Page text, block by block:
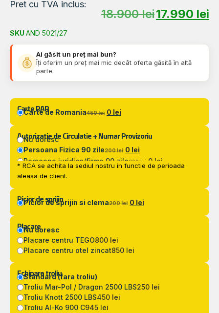
Pret cu TVA inclus:
18.900lei17.990 lei
SKU AND 5021/27
Ai găsit un preț mai bun?
Îți oferim un preț mai mic decât oferta găsită în altă
parte.
Carte RAR
Carte de Romania450 lei 0 lei
Autorizatie de Circulatie + Numar Provizoriu
Nu doresc
Persoana Fizica 90 zile200 lei 0 lei
Persoana juridica/firma 90 zile300 lei 0 lei
* RCA se achita la sediul nostru in functie de perioada
aleasa de client.
Picior de sprijin
Picior de sprijin si clema200 lei 0 lei
Placare
Nu doresc
Placare centru TEGO800 lei
Placare centru otel zincat850 lei
Echipare troliu
Standard (fara troliu)
Troliu Mar-Pol / Dragon 2500 LBS250 lei
Troliu Knott 2500 LBS450 lei
Troliu Al-Ko 900 C945 lei